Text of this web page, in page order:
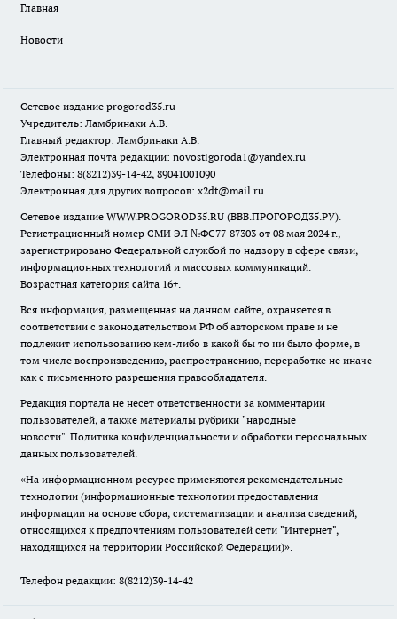
Главная
Новости
Сетевое издание progorod35.ru
Учредитель: Ламбринаки А.В.
Главный редактор: Ламбринаки А.В.
Электронная почта редакции: novostigoroda1@yandex.ru
Телефоны: 8(8212)39-14-42, 89041001090
Электронная для других вопросов: x2dt@mail.ru
Сетевое издание WWW.PROGOROD35.RU (ВВВ.ПРОГОРОД35.РУ).
Регистрационный номер СМИ ЭЛ №ФС77-87303 от 08 мая 2024 г.,
зарегистрировано Федеральной службой по надзору в сфере связи,
информационных технологий и массовых коммуникаций.
Возрастная категория сайта 16+.
Вся информация, размещенная на данном сайте, охраняется в
соответствии с законодательством РФ об авторском праве и не
подлежит использованию кем-либо в какой бы то ни было форме, в
том числе воспроизведению, распространению, переработке не иначе
как с письменного разрешения правообладателя.
Редакция портала не несет ответственности за комментарии
пользователей, а также материалы рубрики "народные
новости". Политика конфиденциальности и обработки персональных
данных пользователей.
«На информационном ресурсе применяются рекомендательные
технологии (информационные технологии предоставления
информации на основе сбора, систематизации и анализа сведений,
относящихся к предпочтениям пользователей сети "Интернет",
находящихся на территории Российской Федерации)».
Телефон редакции: 8(8212)39-14-42